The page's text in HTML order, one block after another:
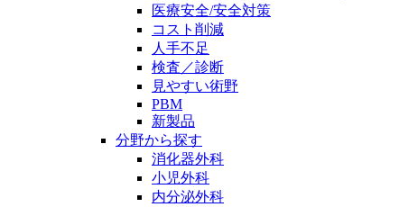
医療安全/安全対策
コスト削減
人手不足
検査／診断
見やすい術野
PBM
新製品
分野から探す
消化器外科
小児外科
内分泌外科